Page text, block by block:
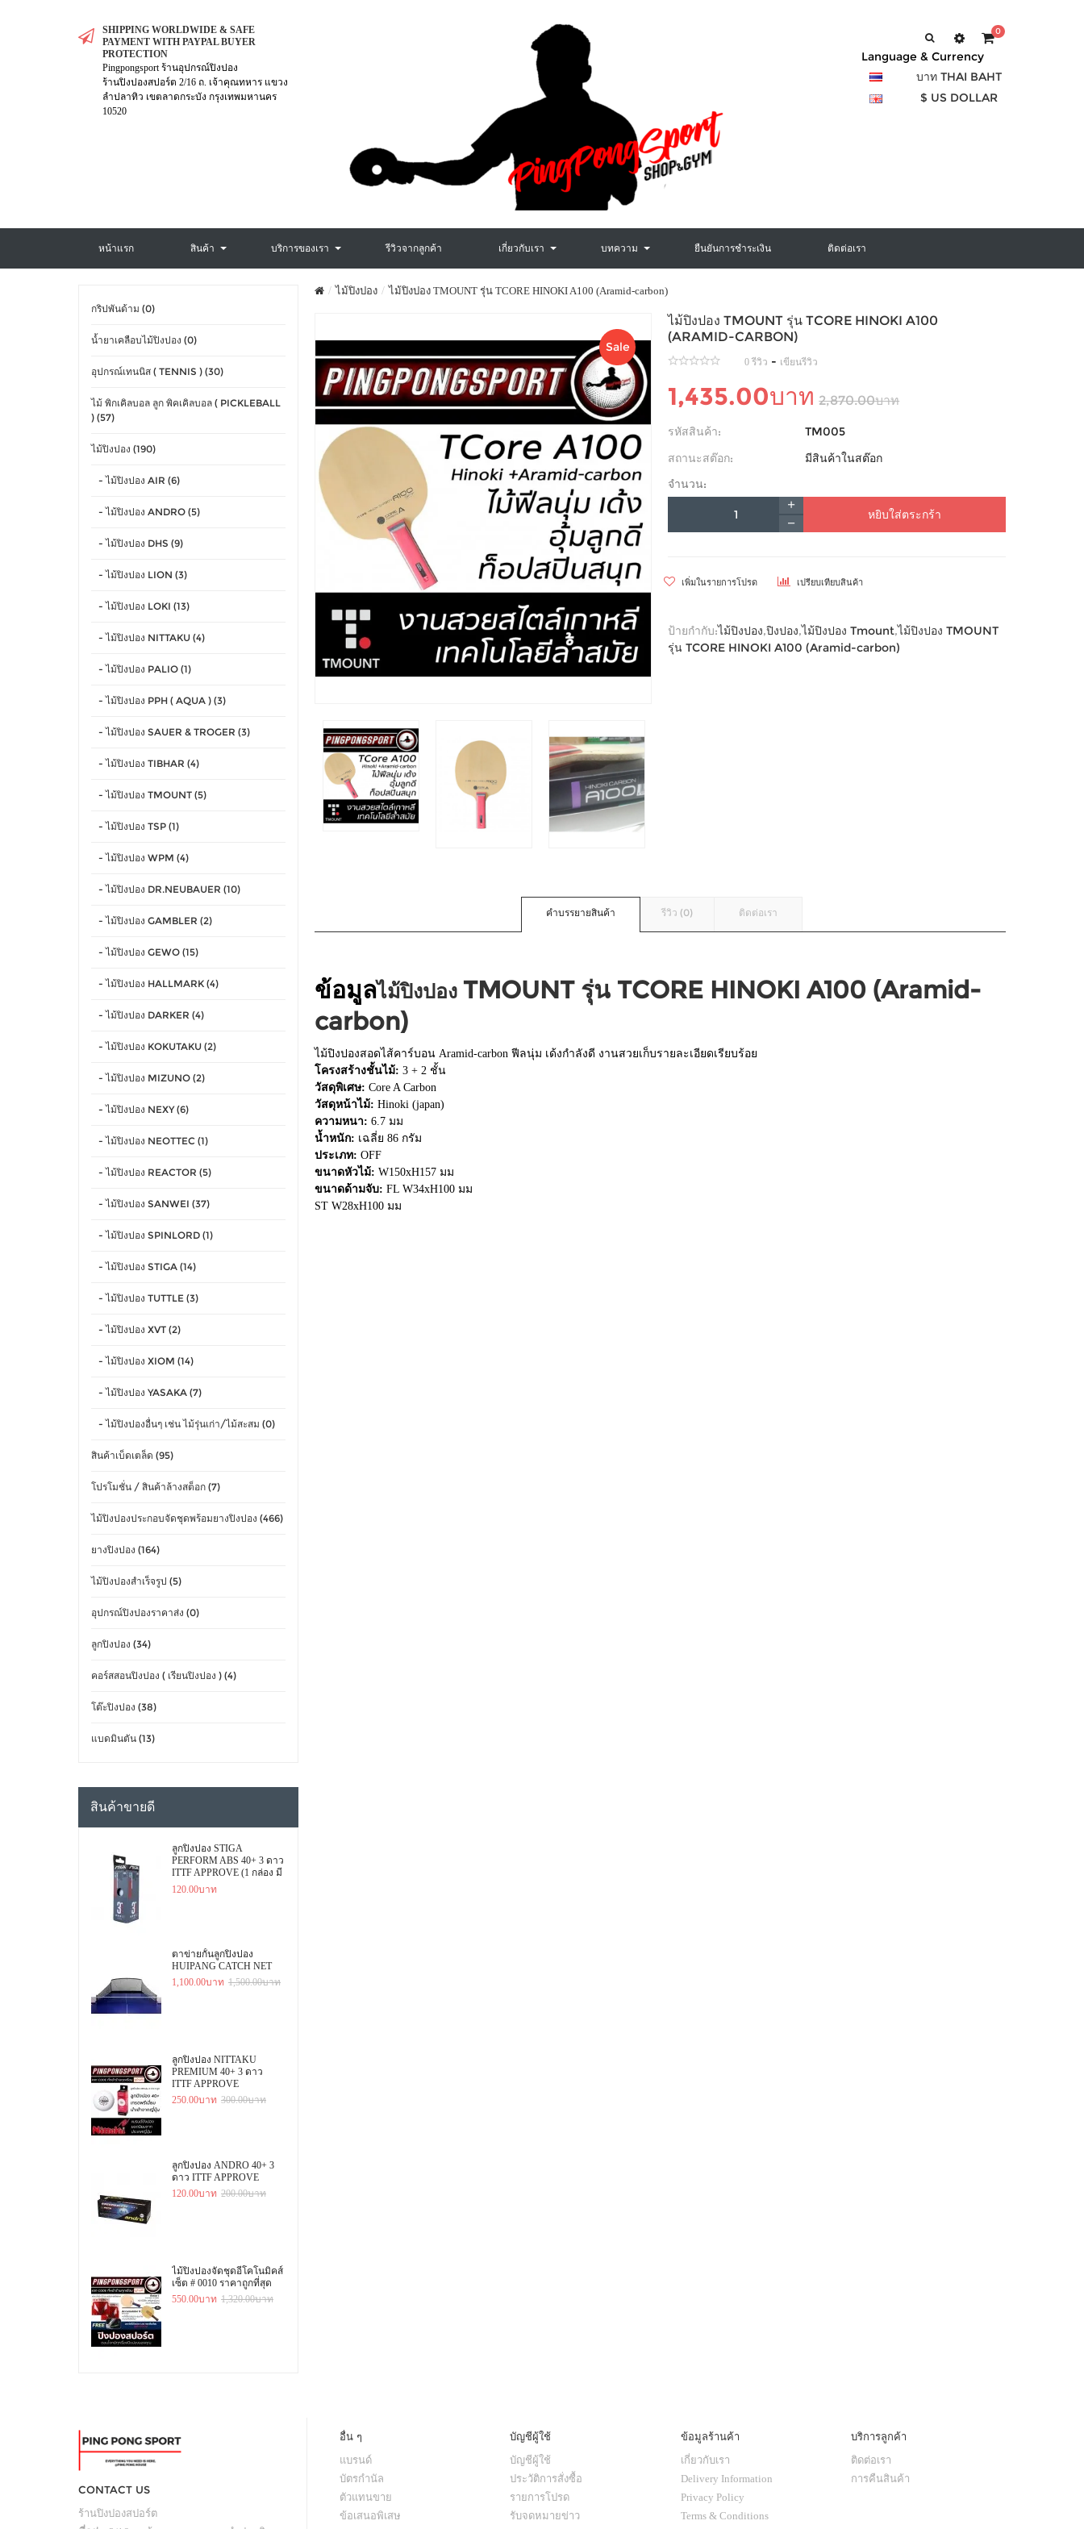
SHIPPING WORLDWIDE & SAFE
PAYMENT WITH PAYPAL BUYER
PROTECTION
Pingpongsport ร้านอุปกรณ์ปิงปอง
ร้านปิงปองสปอร์ต 2/16 ถ. เจ้าคุณทหาร แขวง
ลำปลาทิว เขตลาดกระบัง กรุงเทพมหานคร
10520
0
Language & Currency
บาท THAI BAHT
$ US DOLLAR
หน้าแรก สินค้า บริการของเรา รีวิวจากลูกค้า เกี่ยวกับเรา บทความ ยืนยันการชำระเงิน ติดต่อเรา
กริปพันด้าม (0)
น้ำยาเคลือบไม้ปิงปอง (0)
อุปกรณ์เทนนิส ( TENNIS ) (30)
ไม้ พิกเคิลบอล ลูก พิคเคิลบอล ( PICKLEBALL
) (57)
ไม้ปิงปอง (190)
- ไม้ปิงปอง AIR (6)
- ไม้ปิงปอง ANDRO (5)
- ไม้ปิงปอง DHS (9)
- ไม้ปิงปอง LION (3)
- ไม้ปิงปอง LOKI (13)
- ไม้ปิงปอง NITTAKU (4)
- ไม้ปิงปอง PALIO (1)
- ไม้ปิงปอง PPH ( AQUA ) (3)
- ไม้ปิงปอง SAUER & TROGER (3)
- ไม้ปิงปอง TIBHAR (4)
- ไม้ปิงปอง TMOUNT (5)
- ไม้ปิงปอง TSP (1)
- ไม้ปิงปอง WPM (4)
- ไม้ปิงปอง DR.NEUBAUER (10)
- ไม้ปิงปอง GAMBLER (2)
- ไม้ปิงปอง GEWO (15)
- ไม้ปิงปอง HALLMARK (4)
- ไม้ปิงปอง DARKER (4)
- ไม้ปิงปอง KOKUTAKU (2)
- ไม้ปิงปอง MIZUNO (2)
- ไม้ปิงปอง NEXY (6)
- ไม้ปิงปอง NEOTTEC (1)
- ไม้ปิงปอง REACTOR (5)
- ไม้ปิงปอง SANWEI (37)
- ไม้ปิงปอง SPINLORD (1)
- ไม้ปิงปอง STIGA (14)
- ไม้ปิงปอง TUTTLE (3)
- ไม้ปิงปอง XVT (2)
- ไม้ปิงปอง XIOM (14)
- ไม้ปิงปอง YASAKA (7)
- ไม้ปิงปองอื่นๆ เช่น ไม้รุ่นเก่า/ไม้สะสม (0)
สินค้าเบ็ดเตล็ด (95)
โปรโมชั่น / สินค้าล้างสต็อก (7)
ไม้ปิงปองประกอบจัดชุดพร้อมยางปิงปอง (466)
ยางปิงปอง (164)
ไม้ปิงปองสำเร็จรูป (5)
อุปกรณ์ปิงปองราคาส่ง (0)
ลูกปิงปอง (34)
คอร์สสอนปิงปอง ( เรียนปิงปอง ) (4)
โต๊ะปิงปอง (38)
แบดมินตัน (13)
สินค้าขายดี
ลูกปิงปอง STIGA
PERFORM ABS 40+ 3 ดาว
ITTF APPROVE (1 กล่อง มี
3 ลูก)
120.00บาท
ตาข่ายกั้นลูกปิงปอง
HUIPANG CATCH NET
1,100.00บาท 1,500.00บาท
ลูกปิงปอง NITTAKU
PREMIUM 40+ 3 ดาว
ITTF APPROVE
250.00บาท 300.00บาท
ลูกปิงปอง ANDRO 40+ 3
ดาว ITTF APPROVE
120.00บาท 200.00บาท
ไม้ปิงปองจัดชุดอีโคโนมิคส์
เซ็ต # 0010 ราคาถูกที่สุด
550.00บาท 1,320.00บาท
ไม้ปิงปอง ไม้ปิงปอง TMOUNT รุ่น TCORE HINOKI A100 (Aramid-carbon)
Sale
ไม้ปิงปอง TMOUNT รุ่น TCORE HINOKI A100
(ARAMID-CARBON)
0 รีวิว - เขียนรีวิว
1,435.00บาท 2,870.00บาท
รหัสสินค้า:
TM005
สถานะสต๊อก:
มีสินค้าในสต๊อก
จำนวน:
หยิบใส่ตระกร้า
เพิ่มในรายการโปรด เปรียบเทียบสินค้า
ป้ายกำกับ:ไม้ปิงปอง,ปิงปอง,ไม้ปิงปอง Tmount,ไม้ปิงปอง TMOUNT
รุ่น TCORE HINOKI A100 (Aramid-carbon)
คำบรรยายสินค้า รีวิว (0) ติดต่อเรา
ข้อมูลไม้ปิงปอง TMOUNT รุ่น TCORE HINOKI A100 (Aramid-
carbon)
ไม้ปิงปองสอดไส้คาร์บอน Aramid-carbon ฟีลนุ่ม เด้งกำลังดี งานสวยเก็บรายละเอียดเรียบร้อย
โครงสร้างชั้นไม้: 3 + 2 ชั้น
วัสดุพิเศษ: Core A Carbon
วัสดุหน้าไม้: Hinoki (japan)
ความหนา: 6.7 มม
น้ำหนัก: เฉลี่ย 86 กรัม
ประเภท: OFF
ขนาดหัวไม้: W150xH157 มม
ขนาดด้ามจับ: FL W34xH100 มม
ST W28xH100 มม
CONTACT US
ร้านปิงปองสปอร์ต
อื่น ๆ
แบรนด์
บัตรกำนัล
ตัวแทนขาย
ข้อเสนอพิเสษ
บัญชีผู้ใช้
บัญชีผู้ใช้
ประวัติการสั่งซื้อ
รายการโปรด
รับจดหมายข่าว
ข้อมูลร้านค้า
เกี่ยวกับเรา
Delivery Information
Privacy Policy
Terms & Conditions
บริการลูกค้า
ติดต่อเรา
การคืนสินค้า